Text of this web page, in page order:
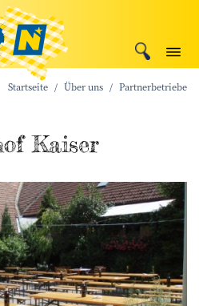
Startseite Über uns Partnerbetriebe
Kaiser